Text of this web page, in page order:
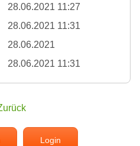
28.06.2021 11:27
28.06.2021 11:31
28.06.2021
28.06.2021 11:31
Login